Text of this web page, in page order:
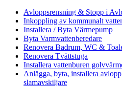
Avloppsrensning & Stopp i
Inkoppling av kommunalt
Installera / Byta Värmepump
Byta Varmvattenberedare
Renovera Badrum, WC &
Renovera Tvättstuga
Installera vattenburen
Anlägga, byta, installera
slamavskiljare